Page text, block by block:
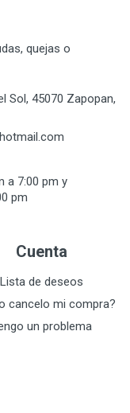
quejas o
Sol, 45070 Zapopan,
a 7:00 pm y
pm
Cuenta
Lista de deseos
cancelo mi compra?
un problema